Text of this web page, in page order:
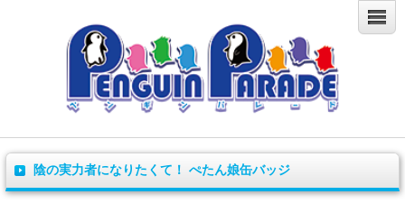
陰の実力者になりたくて！ ぺたん娘缶バッジ